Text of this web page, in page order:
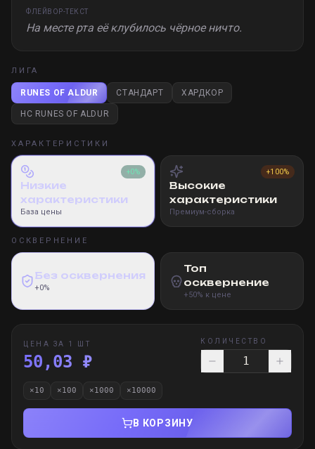
ФЛЕЙВОР-ТЕКСТ
На месте рта её клубилось чёрное ничто.
ЛИГА
RUNES OF ALDUR СТАНДАРТ ХАРДКОР
HC RUNES OF ALDUR
ХАРАКТЕРИСТИКИ
+0%
Низкие
характеристики
База цены
+100%
Высокие
характеристики
Премиум-сборка
ОСКВЕРНЕНИЕ
Без осквернения
+0%
Топ
осквернение
+50% к цене
ЦЕНА ЗА 1 ШТ
50,03 ₽
КОЛИЧЕСТВО
×10 ×100 ×1000 ×10000
В КОРЗИНУ